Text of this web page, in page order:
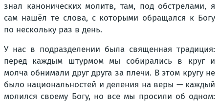
знал канонических молитв, там, под обстрелами, я
сам нашёл те слова, с которыми обращался к Богу
по нескольку раз в день.
У нас в подразделении была священная традиция:
перед каждым штурмом мы собирались в круг и
молча обнимали друг друга за плечи. В этом кругу не
было национальностей и деления на веры — каждый
молился своему Богу, но все мы просили об одном: